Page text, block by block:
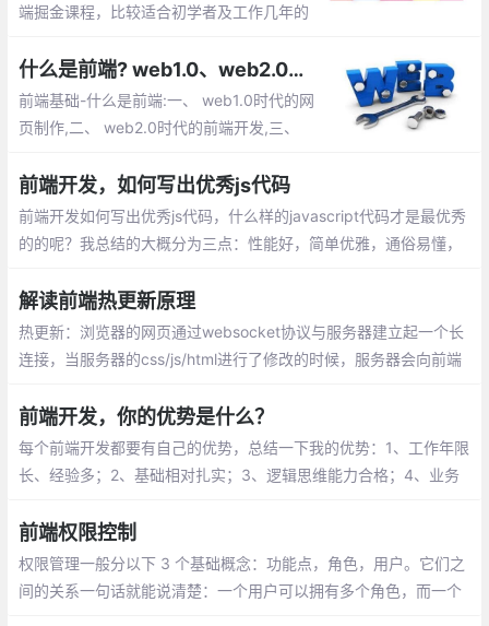
端掘金课程，比较适合初学者及工作几年的
作者也是一线的大厂工作者。有兴趣的小伙
伴快来打卡看一下吧
什么是前端? web1.0、web2.0时代的网页制作,前端开发都有哪些内容等
前端基础-什么是前端:一、 web1.0时代的网
页制作,二、 web2.0时代的前端开发,三、
开发,五、 前端开发都有哪些内容,六、 开发
环境
前端开发，如何写出优秀js代码
前端开发如何写出优秀js代码，什么样的javascript代码才是最优秀
的的呢？我总结的大概分为三点：性能好，简单优雅，通俗易懂，
解读前端热更新原理
热更新：浏览器的网页通过websocket协议与服务器建立起一个长
连接，当服务器的css/js/html进行了修改的时候，服务器会向前端
直接操作dom，局部刷新，如果是js发生了改变，只好刷新整个页
面。
前端开发，你的优势是什么？
每个前端开发都要有自己的优势，总结一下我的优势：1、工作年限
长、经验多；2、基础相对扎实；3、逻辑思维能力合格；4、业务
前端权限控制
权限管理一般分以下 3 个基础概念：功能点，角色，用户。它们之
间的关系一句话就能说清楚：一个用户可以拥有多个角色，而一个